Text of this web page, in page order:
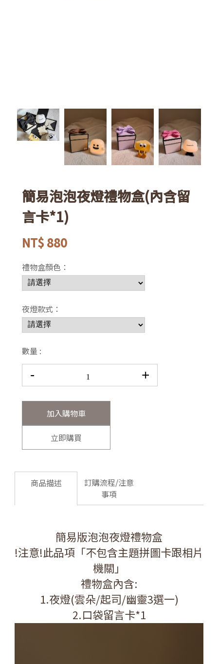
簡易泡泡夜燈禮物盒(內含留
言卡*1)
NT$ 880
禮物盒顏色：
夜燈款式：
數量 :
- +
加入購物車
立即購買
商品描述
訂購流程/注意
事項
簡易版泡泡夜燈禮物盒
!注意!此品項「不包含主題拼圖卡跟相片
機關」
禮物盒內含:
1.夜燈(雲朵/起司/幽靈3選一)
2.口袋留言卡*1